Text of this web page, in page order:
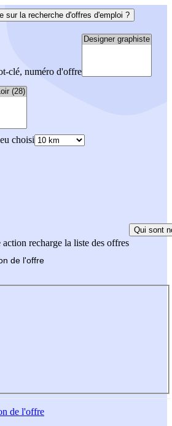
sur la recherche d'offres d'emploi ?
clé, numéro d'offre
choisi
action recharge la liste des offres
Qui sont
de l'offre
de l'offre